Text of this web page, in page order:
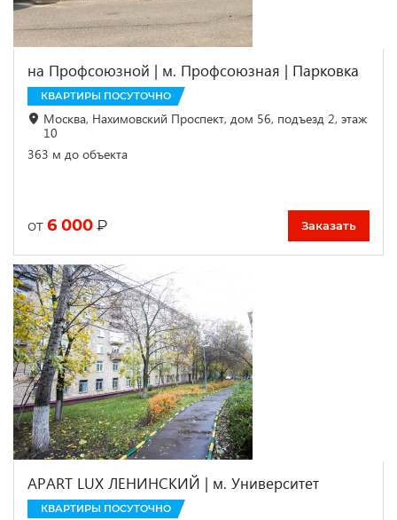
на Профсоюзной | м. Профсоюзная | Парковка
КВАРТИРЫ ПОСУТОЧНО
Москва, Нахимовский Проспект, дом 56, подъезд 2, этаж
10
363 м до объекта
от 6 000 ₽ Заказать
APART LUX ЛЕНИНСКИЙ | м. Университет
КВАРТИРЫ ПОСУТОЧНО